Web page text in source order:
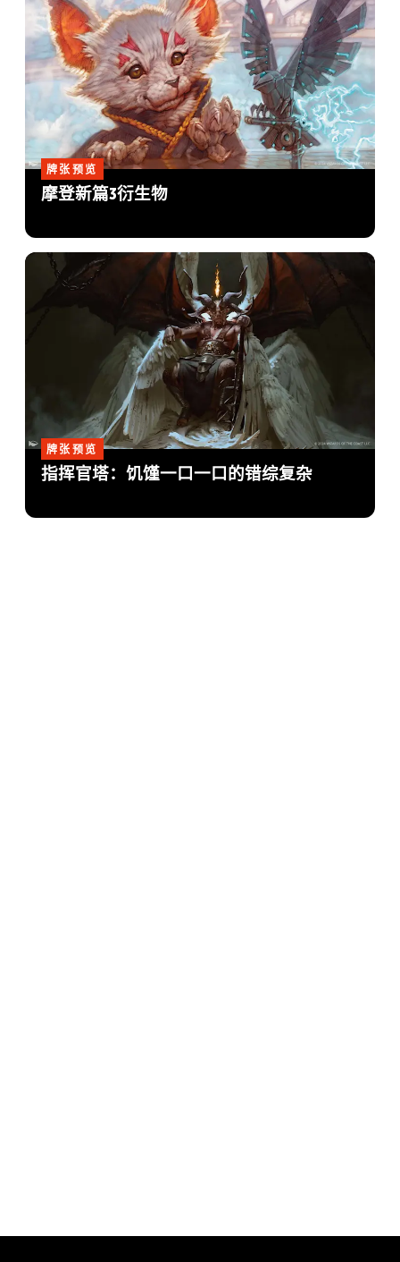
牌张预览
摩登新篇3衍生物
牌张预览
指挥官塔：饥馑一口一口的错综复杂